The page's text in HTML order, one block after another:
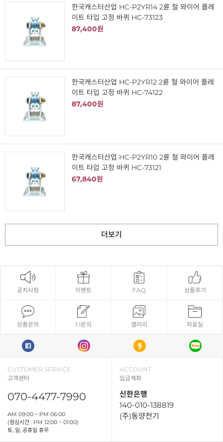
한국캐스터산업 HC-P2YR14 2륜 철 와이어 플레
이트 타입 고정 바퀴 HC-73123
87,400원
한국캐스터산업 HC-P2YR12 2륜 철 와이어 플레
이트 타입 고정 바퀴 HC-74122
87,400원
한국캐스터산업 HC-P2YR10 2륜 철 와이어 플레
이트 타입 고정 바퀴 HC-73121
67,840원
더보기
공지사항 이벤트 FAQ 상품후기
상품문의 1:1문의 갤러리 자료실
CUSTOMER SERVICE
고객센터
070-4477-7990
AM 09:00 ~ PM 06:00
(점심시간 : PM 12:00 ~ 01:00)
토, 일, 공휴일 휴무
ACCOUNT
입금계좌
신한은행
140-010-138819
(주)동양전기